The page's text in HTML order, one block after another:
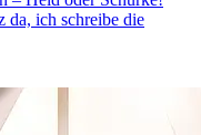
da, ich schreibe die